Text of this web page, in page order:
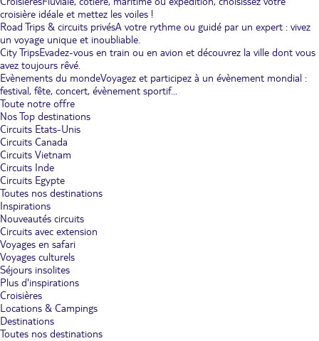
croisière idéale et mettez les voiles !
Road Trips & circuits privésA votre rythme ou guidé par un expert : vivez
un voyage unique et inoubliable.
City TripsEvadez-vous en train ou en avion et découvrez la ville dont vous
avez toujours rêvé.
Evènements du mondeVoyagez et participez à un évènement mondial :
festival, fête, concert, évènement sportif...
Toute notre offre
Nos Top destinations
Circuits Etats-Unis
Circuits Canada
Circuits Vietnam
Circuits Inde
Circuits Egypte
Toutes nos destinations
Inspirations
Nouveautés circuits
Circuits avec extension
Voyages en safari
Voyages culturels
Séjours insolites
Plus d'inspirations
Croisières
Locations & Campings
Destinations
Toutes nos destinations